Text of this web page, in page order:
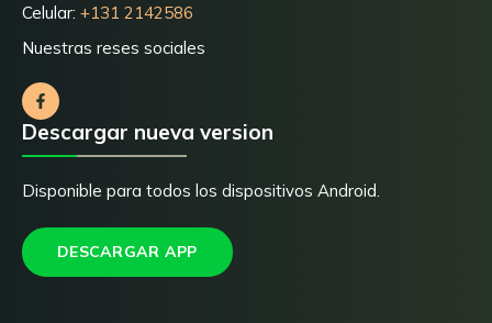
Celular: +131 2142586
Nuestras reses sociales
Descargar nueva version
Disponible para todos los dispositivos Android.
DESCARGAR APP